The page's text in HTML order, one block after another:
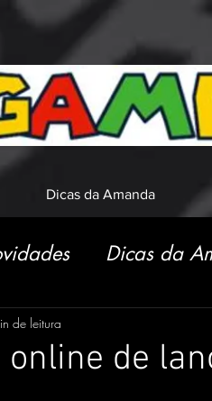
Dicas da Amanda
Dicas da
de
de leitura